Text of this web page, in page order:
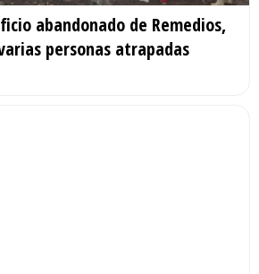
abandonado de Remedios,
personas atrapadas